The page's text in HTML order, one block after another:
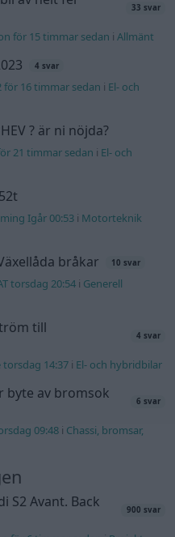
33 svar
för 15 timmar sedan iAllmänt
4 svar
för 16 timmar sedan i El- och
? är ni nöjda?
21 timmar sedan i El- och
Igår 00:53 i Motorteknik
bråkar 10 svar
torsdag 20:54 i Generell
till
4 svar
torsdag 14:37 i El- och hybridbilar
byte av bromsok
6 svar
09:48 i Chassi, bromsar,
S2 Avant. Back
900 svar